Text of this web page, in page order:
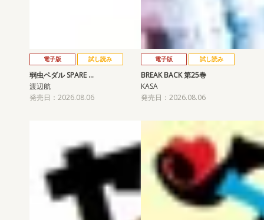
電子版 試し読み
弱虫ペダル SPARE …
渡辺航
発売日：2026.08.06
電子版 試し読み
BREAK BACK 第25巻
KASA
発売日：2026.08.06